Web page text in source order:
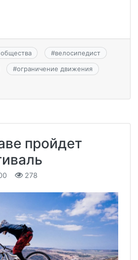
#велосипедист
#ограничение движения
пройдет
278